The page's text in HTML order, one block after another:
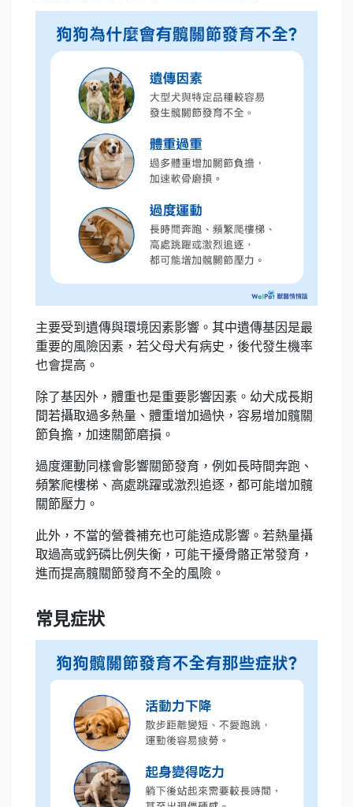
主要受到遺傳與環境因素影響。其中遺傳基因是最
重要的風險因素，若父母犬有病史，後代發生機率
也會提高。
除了基因外，體重也是重要影響因素。幼犬成長期
間若攝取過多熱量、體重增加過快，容易增加髖關
節負擔，加速關節磨損。
過度運動同樣會影響關節發育，例如長時間奔跑、
頻繁爬樓梯、高處跳躍或激烈追逐，都可能增加髖
關節壓力。
此外，不當的營養補充也可能造成影響。若熱量攝
取過高或鈣磷比例失衡，可能干擾骨骼正常發育，
進而提高髖關節發育不全的風險。
常見症狀